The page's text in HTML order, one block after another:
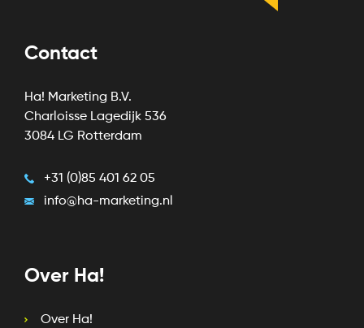
Over Ha!
Over Ha!
Contact
Ha! Marketing B.V.
Charloisse Lagedijk 536
3084 LG Rotterdam
+31 (0)85 401 62 05
info@ha-marketing.nl